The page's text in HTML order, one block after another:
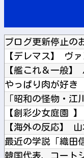
ブログ更新停止の
【デレマス】 ヴ
やっぱり肉が好き